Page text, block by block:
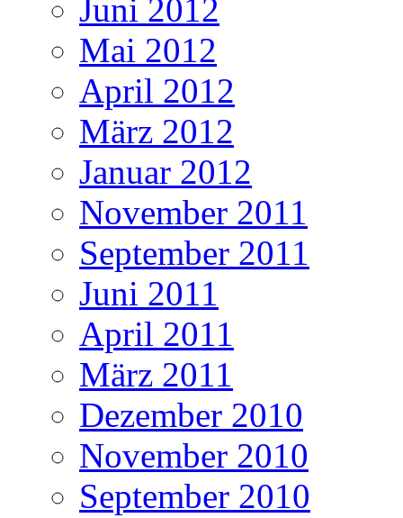
Juni 2012
Mai 2012
April 2012
März 2012
Januar 2012
November 2011
September 2011
Juni 2011
April 2011
März 2011
Dezember 2010
November 2010
September 2010